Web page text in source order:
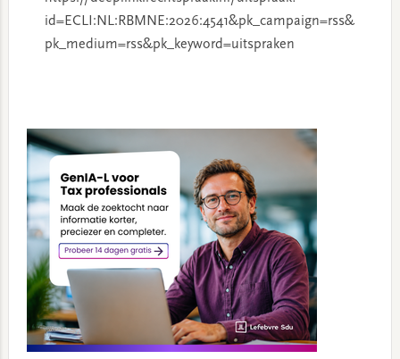
id=ECLI:NL:RBMNE:2026:4541&pk_campaign=rss&
pk_medium=rss&pk_keyword=uitspraken
Sidebar